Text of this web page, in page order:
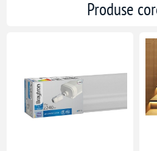
Produse